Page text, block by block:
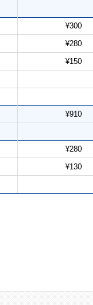
¥300
¥280
¥150
¥910
¥280
¥130